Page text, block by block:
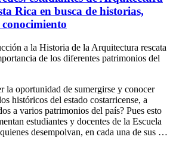
Rica en busca de historias,
a la Historia de la Arquitectura rescata
de los diferentes patrimonios del
la oportunidad de sumergirse y conocer
históricos del estado costarricense, a
a varios patrimonios del país? Pues esto
estudiantes y docentes de la Escuela
desempolvan, en cada una de sus …